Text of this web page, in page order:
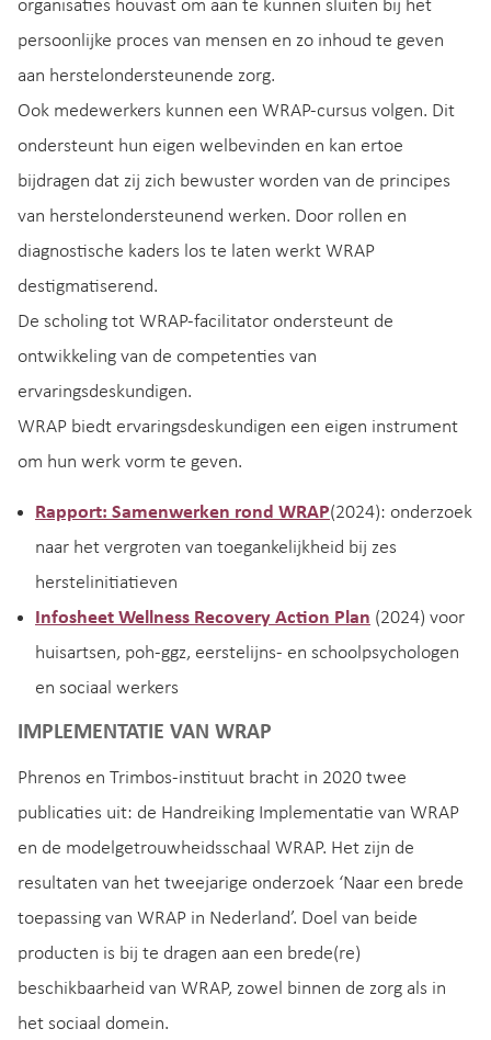
organisaties houvast om aan te kunnen sluiten bij het
persoonlijke proces van mensen en zo inhoud te geven
aan herstelondersteunende zorg.
Ook medewerkers kunnen een WRAP-cursus volgen. Dit
ondersteunt hun eigen welbevinden en kan ertoe
bijdragen dat zij zich bewuster worden van de principes
van herstelondersteunend werken. Door rollen en
diagnostische kaders los te laten werkt WRAP
destigmatiserend.
De scholing tot WRAP-facilitator ondersteunt de
ontwikkeling van de competenties van
ervaringsdeskundigen.
WRAP biedt ervaringsdeskundigen een eigen instrument
om hun werk vorm te geven.
Rapport: Samenwerken rond WRAP(2024): onderzoek
naar het vergroten van toegankelijkheid bij zes
herstelinitiatieven
Infosheet Wellness Recovery Action Plan (2024) voor
huisartsen, poh-ggz, eerstelijns- en schoolpsychologen
en sociaal werkers
IMPLEMENTATIE VAN WRAP
Phrenos en Trimbos-instituut bracht in 2020 twee
publicaties uit: de Handreiking Implementatie van WRAP
en de modelgetrouwheidsschaal WRAP. Het zijn de
resultaten van het tweejarige onderzoek ‘Naar een brede
toepassing van WRAP in Nederland’. Doel van beide
producten is bij te dragen aan een brede(re)
beschikbaarheid van WRAP, zowel binnen de zorg als in
het sociaal domein.